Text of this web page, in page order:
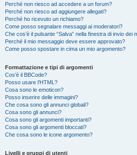
Perché non riesco ad accedere a un forum?
Perché non riesco ad aggiungere allegati?
Perché ho ricevuto un richiamo?
Come posso segnalare messaggi ai moderatori?
Che cos’è il pulsante “Salva” nella finestra di invio dei
Perché il mio messaggio deve essere approvato?
Come posso spostare in cima un mio argomento?
Formattazione e tipi di argomenti
Cos’è il BBCode?
Posso usare l’HTML?
Cosa sono le emoticon?
Posso inserire delle immagini?
Che cosa sono gli annunci globali?
Cosa sono gli annunci?
Cosa sono gli argomenti importanti?
Cosa sono gli argomenti bloccati?
Che cosa sono le icone argomento?
Livelli e gruppi di utenti